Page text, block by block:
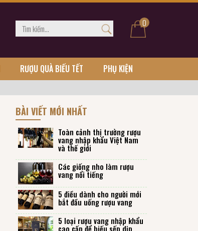
0
RƯỢU QUÀ BIẾU TẾT PHỤ KIỆN
BÀI VIẾT MỚI NHẤT
Toàn cảnh thị trường rượu
vang nhập khẩu Việt Nam
và thế giới
Các giống nho làm rượu
vang nổi tiếng
5 điều dành cho người mới
bắt đầu uống rượu vang
5 loại rượu vang nhập khẩu
cao cấp để biếu sếp dịp